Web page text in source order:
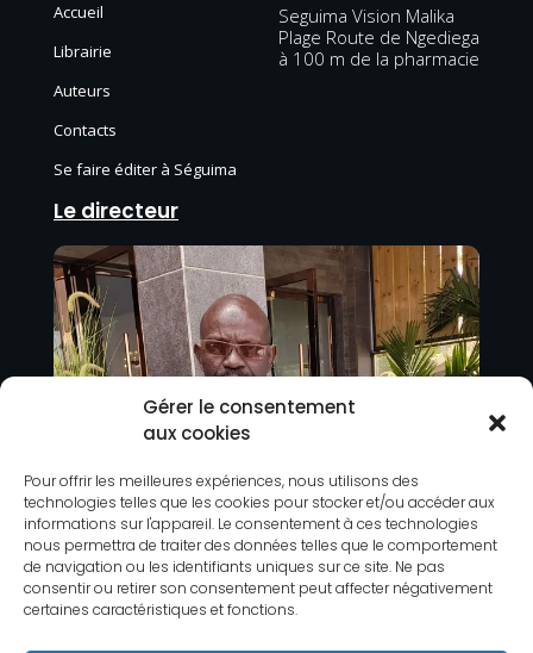
Gérer le consentement
aux cookies
Pour offrir les meilleures expériences, nous utilisons des
technologies telles que les cookies pour stocker et/ou accéder aux
informations sur l'appareil. Le consentement à ces technologies
nous permettra de traiter des données telles que le comportement
de navigation ou les identifiants uniques sur ce site. Ne pas
consentir ou retirer son consentement peut affecter négativement
certaines caractéristiques et fonctions.
Accueil
Librairie
Auteurs
Contacts
Se faire éditer à Séguima
Seguima Vision Malika
Plage Route de Ngediega
à 100 m de la pharmacie
Le directeur